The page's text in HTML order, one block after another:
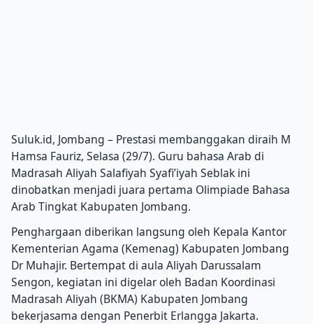
Suluk.id, Jombang – Prestasi membanggakan diraih M
Hamsa Fauriz, Selasa (29/7). Guru bahasa Arab di
Madrasah Aliyah Salafiyah Syafi’iyah Seblak ini
dinobatkan menjadi juara pertama Olimpiade Bahasa
Arab Tingkat Kabupaten Jombang.
Penghargaan diberikan langsung oleh Kepala Kantor
Kementerian Agama (Kemenag) Kabupaten Jombang
Dr Muhajir. Bertempat di aula Aliyah Darussalam
Sengon, kegiatan ini digelar oleh Badan Koordinasi
Madrasah Aliyah (BKMA) Kabupaten Jombang
bekerjasama dengan Penerbit Erlangga Jakarta.